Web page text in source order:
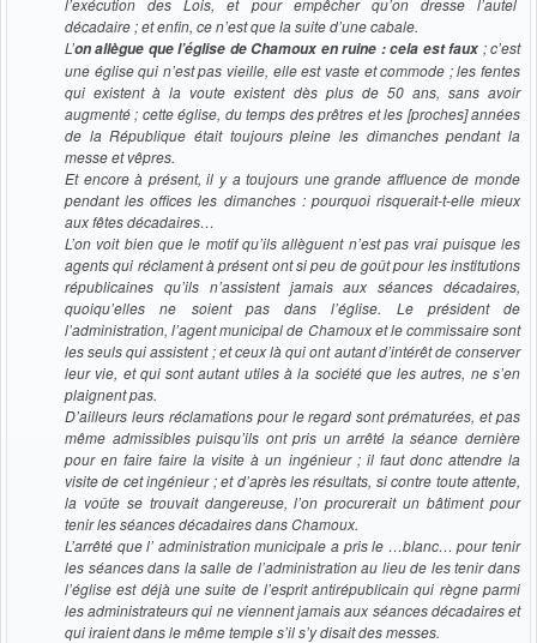
décadaire ; et enfin, ce n’est que la suite d’une cabale.
L’on allègue que l’église de Chamoux en ruine : cela est faux ; c’est
une église qui n’est pas vieille, elle est vaste et commode ; les fentes
qui existent à la voute existent dès plus de 50 ans, sans avoir
augmenté ; cette église, du temps des prêtres et les [proches] années
de la République était toujours pleine les dimanches pendant la
messe et vêpres.
Et encore à présent, il y a toujours une grande affluence de monde
pendant les offices les dimanches : pourquoi risquerait-t-elle mieux
aux fêtes décadaires…
L’on voit bien que le motif qu’ils allèguent n’est pas vrai puisque les
agents qui réclament à présent ont si peu de goût pour les institutions
républicaines qu’ils n’assistent jamais aux séances décadaires,
quoiqu’elles ne soient pas dans l’église. Le président de
l’administration, l’agent municipal de Chamoux et le commissaire sont
les seuls qui assistent ; et ceux là qui ont autant d’intérêt de conserver
leur vie, et qui sont autant utiles à la société que les autres, ne s’en
plaignent pas.
D’ailleurs leurs réclamations pour le regard sont prématurées, et pas
même admissibles puisqu’ils ont pris un arrêté la séance dernière
pour en faire faire la visite à un ingénieur ; il faut donc attendre la
visite de cet ingénieur ; et d’après les résultats, si contre toute attente,
la voûte se trouvait dangereuse, l’on procurerait un bâtiment pour
tenir les séances décadaires dans Chamoux.
L’arrêté que l’ administration municipale a pris le …blanc… pour tenir
les séances dans la salle de l’administration au lieu de les tenir dans
l’église est déjà une suite de l’esprit antirépublicain qui règne parmi
les administrateurs qui ne viennent jamais aux séances décadaires et
qui iraient dans le même temple s’il s’y disait des messes.